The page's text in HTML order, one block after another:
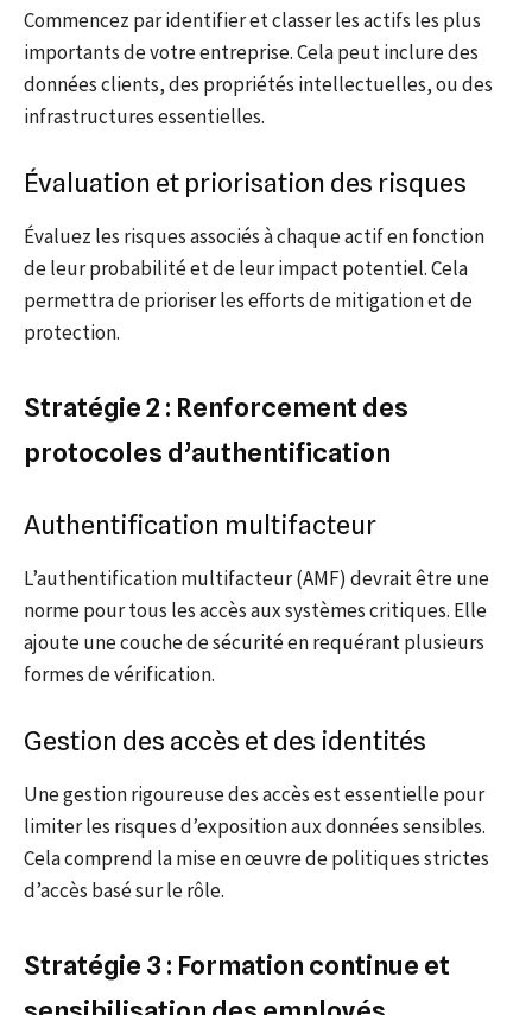
Commencez par identifier et classer les actifs les plus
importants de votre entreprise. Cela peut inclure des
données clients, des propriétés intellectuelles, ou des
infrastructures essentielles.
Évaluation et priorisation des risques
Évaluez les risques associés à chaque actif en fonction
de leur probabilité et de leur impact potentiel. Cela
permettra de prioriser les efforts de mitigation et de
protection.
Stratégie 2 : Renforcement des
protocoles d’authentification
Authentification multifacteur
L’authentification multifacteur (AMF) devrait être une
norme pour tous les accès aux systèmes critiques. Elle
ajoute une couche de sécurité en requérant plusieurs
formes de vérification.
Gestion des accès et des identités
Une gestion rigoureuse des accès est essentielle pour
limiter les risques d’exposition aux données sensibles.
Cela comprend la mise en œuvre de politiques strictes
d’accès basé sur le rôle.
Stratégie 3 : Formation continue et